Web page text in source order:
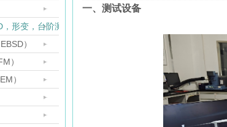
形变，台阶测量）
）
）
）
一、测试设备